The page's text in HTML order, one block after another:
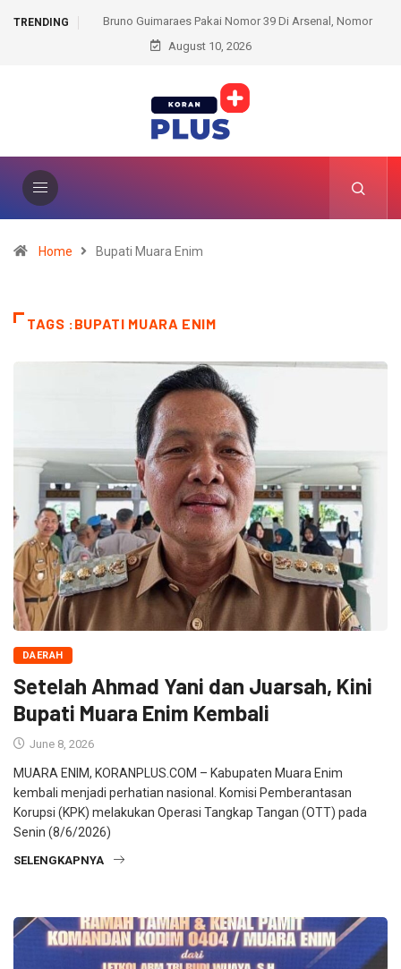
TRENDING
Di Arsenal, Nomor
Kembalinya Sang Mantan Raja WBO, Joseph Parker
Hukuman, Siap Mengacak-acak Kelas Berat
August 10, 2026
Home Bupati Muara Enim
TAGS :BUPATI MUARA ENIM
DAERAH
Setelah Ahmad Yani dan Juarsah, Kini
Bupati Muara Enim Kembali
June 8, 2026
MUARA ENIM, KORANPLUS.COM – Kabupaten Muara Enim
kembali menjadi perhatian nasional. Komisi Pemberantasan
Korupsi (KPK) melakukan Operasi Tangkap Tangan (OTT) pada
Senin (8/6/2026)
SELENGKAPNYA